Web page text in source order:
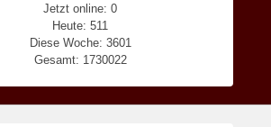
Jetzt online: 0
Heute: 511
Diese Woche: 3601
Gesamt: 1730022